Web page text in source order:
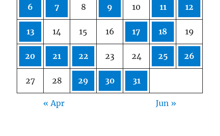
6 7 8 9 10 11 12
13 14 15 16 17 18 19
20 21 22 23 24 25 26
27 28 29 30 31
« Apr Jun »